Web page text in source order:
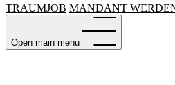
TRAUMJOB MANDANT
Open main menu